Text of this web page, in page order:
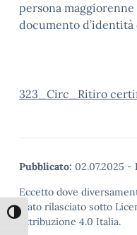
Attiva/disattiva alto
persona
documento d’identità
323_Circ_Ritiro
Pubblicato: 02.07.2025 -
Eccetto dove
stato rilasciato sotto
Attribuzione 4.0 Italia.